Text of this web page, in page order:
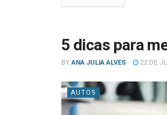
5 dicas para
BY ANA JULIA ALVES 22 DE
AUTOS